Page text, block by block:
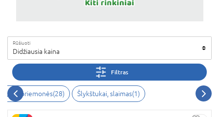
Rūšiuoti
Didžiausia kaina
Filtras
priemonės(28) Šlykštukai, slaimas(1)